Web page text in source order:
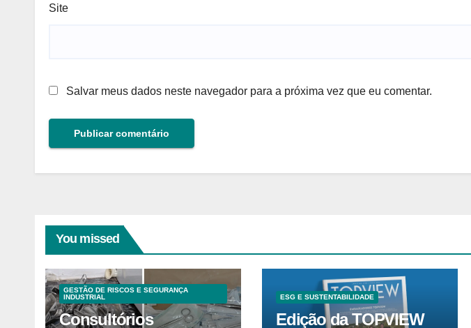
Site
Salvar meus dados neste navegador para a próxima vez que eu comentar.
You missed
GESTÃO DE RISCOS E SEGURANÇA
INDUSTRIAL
Consultórios
ESG E SUSTENTABILIDADE
Edição da TOPVIEW